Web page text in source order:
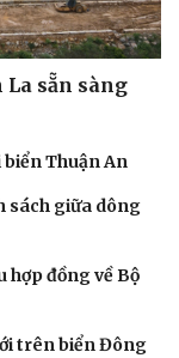
sẵn sàng
biển Thuận An
sách giữa dông
hợp đồng về Bộ
trên biển Đông